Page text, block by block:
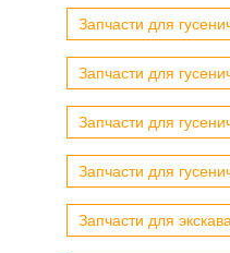
Запчасти для
Запчасти для
Запчасти для
Запчасти для
Запчасти для